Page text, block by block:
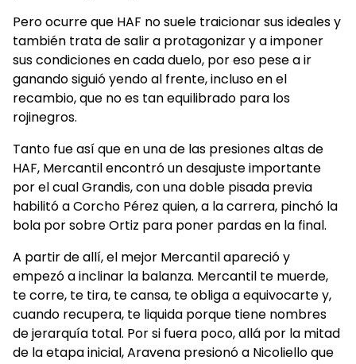
Pero ocurre que HAF no suele traicionar sus ideales y
también trata de salir a protagonizar y a imponer
sus condiciones en cada duelo, por eso pese a ir
ganando siguió yendo al frente, incluso en el
recambio, que no es tan equilibrado para los
rojinegros.
Tanto fue así que en una de las presiones altas de
HAF, Mercantil encontró un desajuste importante
por el cual Grandis, con una doble pisada previa
habilitó a Corcho Pérez quien, a la carrera, pinchó la
bola por sobre Ortiz para poner pardas en la final.
A partir de allí, el mejor Mercantil apareció y
empezó a inclinar la balanza. Mercantil te muerde,
te corre, te tira, te cansa, te obliga a equivocarte y,
cuando recupera, te liquida porque tiene nombres
de jerarquía total. Por si fuera poco, allá por la mitad
de la etapa inicial, Aravena presionó a Nicoliello que